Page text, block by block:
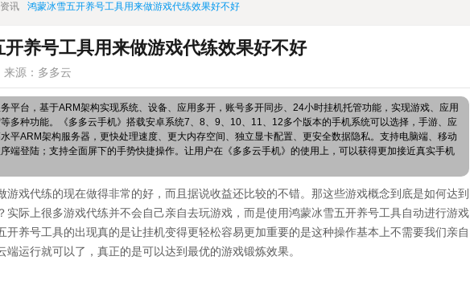
讯 鸿蒙冰雪五开养号工具用来做游戏代练效果好不好
开养号工具用来做游戏代练效果好不好
来源：多多云
平台，基于ARM架构实现系统、设备、应用多开，账号多开同步、24小时挂机托管功能，实现游戏、应用
多种功能。《多多云手机》搭载安卓系统7、8、9、10、11、12多个版本的手机系统可以选择，手游、应
平ARM架构服务器，更快处理速度、更大内存空间、独立显卡配置、更安全数据隐私。支持电脑端、移动
端登陆；支持全面屏下的手势快捷操作。让用户在《多多云手机》的使用上，可以获得更加接近真实手机
游戏代练的现在做得非常的好，而且据说收益还比较的不错。那这些游戏概念到底是如何达到
实际上很多游戏代练并不会自己亲自去玩游戏，而是使用鸿蒙冰雪五开养号工具自动进行游戏
开养号工具的出现真的是让挂机变得更轻松容易更加重要的是这种操作基本上不需要我们亲自
端运行就可以了，真正的是可以达到最优的游戏锻炼效果。